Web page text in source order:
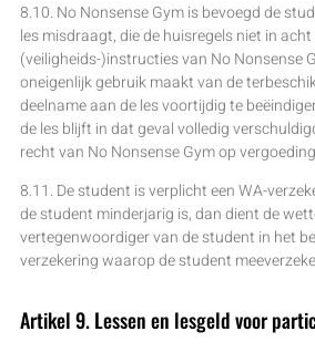
8.10. No Nonsense Gym is bevoegd de
les misdraagt, die de huisregels niet in
(veiligheids-)instructies van No Nonsense
oneigenlijk gebruik maakt van de
deelname aan de les voortijdig te
de les blijft in dat geval volledig
recht van No Nonsense Gym op
8.11. De student is verplicht een WA-
de student minderjarig is, dan dient de
vertegenwoordiger van de student in het
verzekering waarop de student
Artikel 9. Lessen en lesgeld voor